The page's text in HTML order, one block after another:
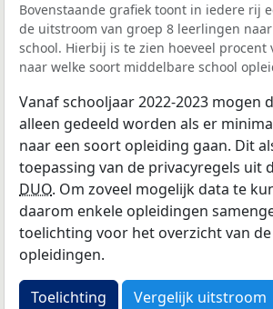
Bovenstaande grafiek toont in iedere rij
de uitstroom van groep 8 leerlingen
school. Hierbij is te zien hoeveel procent
naar welke soort middelbare school
Vanaf schooljaar 2022-2023 mogen
alleen gedeeld worden als er
naar een soort opleiding gaan. Dit
toepassing van de privacyregels uit
DUO. Om zoveel mogelijk data te
daarom enkele opleidingen
toelichting voor het overzicht van
opleidingen.
Toelichting Vergelijk uitstroom